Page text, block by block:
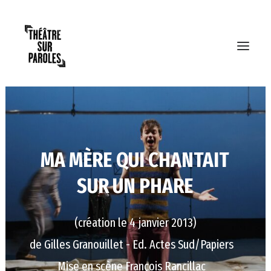
RECHERCHE
MAMÈREQUICHANTAIT
SURUNPHARE
(créationle4janvier2013)
de Gilles Granouillet - Ed. ActesSud/Papiers
Miseenscène François Rancillac